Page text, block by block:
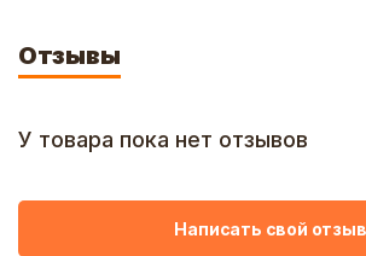
Отзывы
У товара пока нет отзывов
Написать свой отзыв